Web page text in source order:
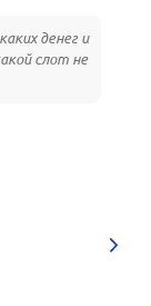
денег и
слот не